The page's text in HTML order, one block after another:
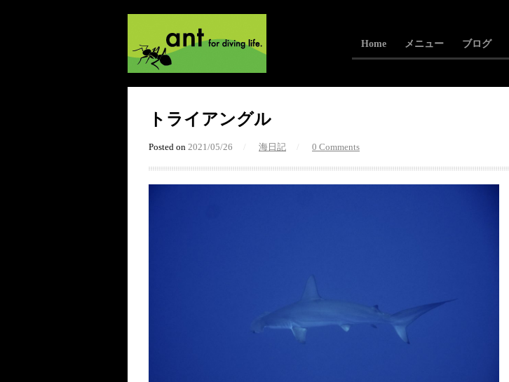
Home メニュー ブログ
トライアングル
Posted on 2021/05/26 海日記 0 Comments